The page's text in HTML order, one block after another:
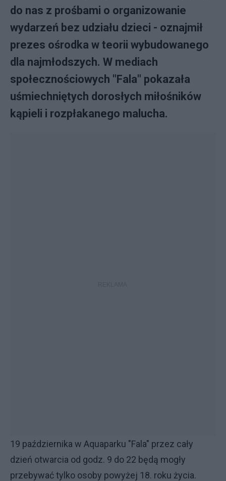
do nas z prośbami o organizowanie
wydarzeń bez udziału dzieci - oznajmił
prezes ośrodka w teorii wybudowanego
dla najmłodszych. W mediach
społecznościowych "Fala" pokazała
uśmiechniętych dorosłych miłośników
kąpieli i rozpłakanego malucha.
19 października w Aquaparku "Fala" przez cały
dzień otwarcia od godz. 9 do 22 będą mogły
przebywać tylko osoby powyżej 18. roku życia.